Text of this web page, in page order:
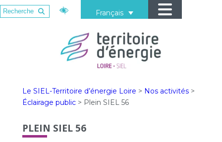
Français
Le SIEL-Territoire d’énergie Loire > Nos activités>
Éclairage public> Plein SIEL 56
PLEIN SIEL 56